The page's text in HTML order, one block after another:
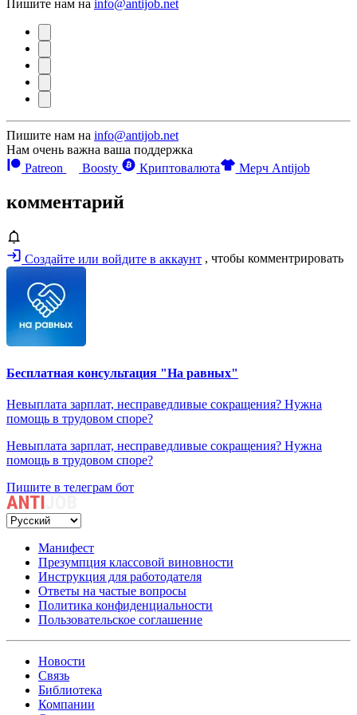
Пишите нам на info@antijob.net
Пишите нам на info@antijob.net
Нам очень важна ваша поддержка
Patreon
Boosty Криптовалюта Мерч Antijob
комментарий
Создайте или войдите в аккаунт , чтобы комментрировать
Бесплатная консультация "На равных"
Невыплата зарплат, несправедливые сокращения? Нужна
помощь в трудовом споре?
Невыплата зарплат, несправедливые сокращения? Нужна
помощь в трудовом споре?
Пишите в телеграм бот
Манифест
Презумпция классовой виновности
Инструкция для работодателя
Ответы на частые вопросы
Политика конфиденциальности
Пользовательское соглашение
Новости
Связь
Библиотека
Компании